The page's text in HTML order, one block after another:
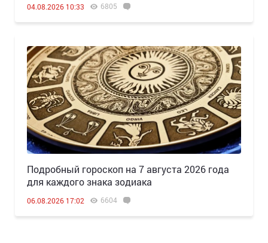
04.08.2026 10:33 6805
Подробный гороскоп на 7 августа 2026 года
для каждого знака зодиака
06.08.2026 17:02 6604